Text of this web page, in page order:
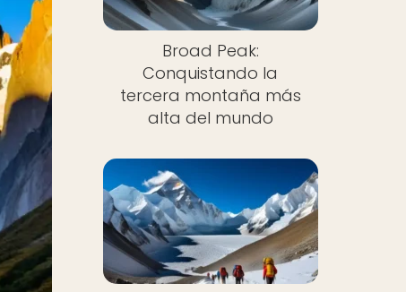
Broad Peak:
Conquistando la
tercera montaña más
alta del mundo